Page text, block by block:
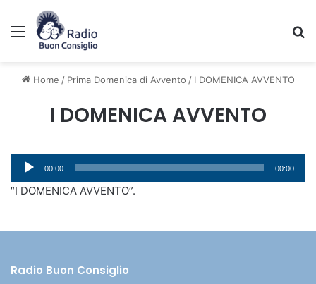
Menu
Home / Prima Domenica di Avvento / I DOMENICA AVVENTO
I DOMENICA AVVENTO
Audio
Player
00:00 00:00
“I DOMENICA AVVENTO”.
Radio Buon Consiglio